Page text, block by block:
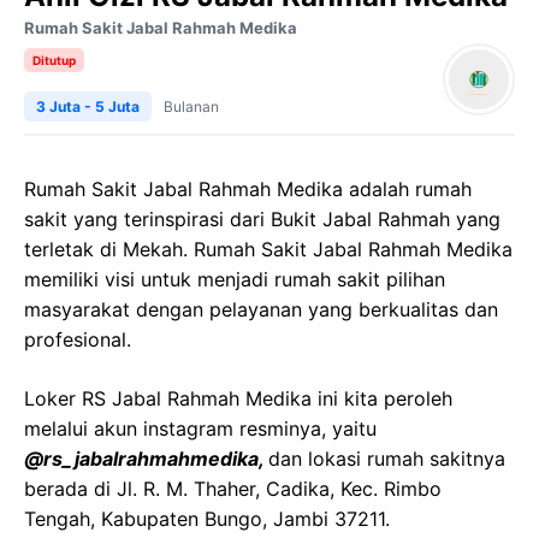
Rumah Sakit Jabal Rahmah Medika
Ditutup
3 Juta - 5 Juta Bulanan
Rumah Sakit Jabal Rahmah Medika adalah rumah
sakit yang terinspirasi dari Bukit Jabal Rahmah yang
terletak di Mekah. Rumah Sakit Jabal Rahmah Medika
memiliki visi untuk menjadi rumah sakit pilihan
masyarakat dengan pelayanan yang berkualitas dan
profesional.
Loker RS Jabal Rahmah Medika ini kita peroleh
melalui akun instagram resminya, yaitu
@rs_jabalrahmahmedika, dan lokasi rumah sakitnya
berada di Jl. R. M. Thaher, Cadika, Kec. Rimbo
Tengah, Kabupaten Bungo, Jambi 37211.